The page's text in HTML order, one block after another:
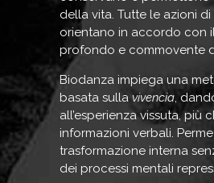
della vita. Tutte le azioni di
orientano in accordo con
profondo e commovente
Biodanza impiega una
basata sulla vivencia,
all’esperienza vissuta, più
informazioni verbali.
trasformazione interna
dei processi mentali